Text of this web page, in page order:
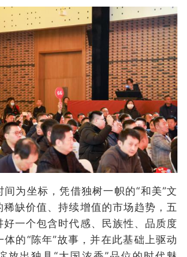
为坐标，凭借独树一帜的“和美”文
缺价值、持续增值的市场趋势，五
好一个包含时代感、民族性、品质度
的“陈年”故事，并在此基础上驱动